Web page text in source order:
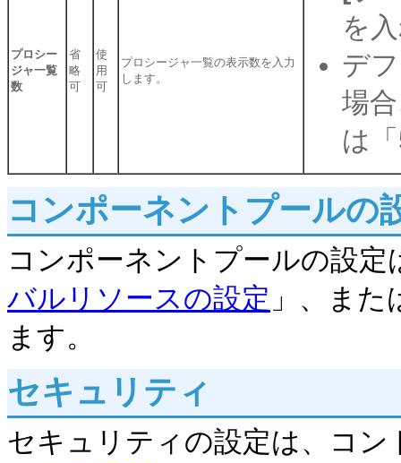
プロシー
ジャ一覧
数
省
略
可
使
用
可
プロシージャ一覧の表示数を入力
します。
を
デ
場
は
コンポーネントプールの
コンポーネントプールの設
バルリソースの設定 」、ま
ます。
セキュリティ
セキュリティの設定は、コ